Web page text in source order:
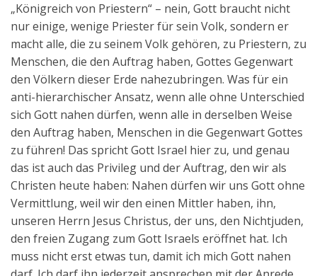
„Königreich von Priestern“ – nein, Gott braucht nicht
nur einige, wenige Priester für sein Volk, sondern er
macht alle, die zu seinem Volk gehören, zu Priestern, zu
Menschen, die den Auftrag haben, Gottes Gegenwart
den Völkern dieser Erde nahezubringen. Was für ein
anti-hierarchischer Ansatz, wenn alle ohne Unterschied
sich Gott nahen dürfen, wenn alle in derselben Weise
den Auftrag haben, Menschen in die Gegenwart Gottes
zu führen! Das spricht Gott Israel hier zu, und genau
das ist auch das Privileg und der Auftrag, den wir als
Christen heute haben: Nahen dürfen wir uns Gott ohne
Vermittlung, weil wir den einen Mittler haben, ihn,
unseren Herrn Jesus Christus, der uns, den Nichtjuden,
den freien Zugang zum Gott Israels eröffnet hat. Ich
muss nicht erst etwas tun, damit ich mich Gott nahen